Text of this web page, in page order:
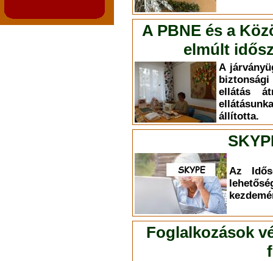
A PBNE és a
elmúlt
A
ellátás
állította.
Az
Foglalkozások